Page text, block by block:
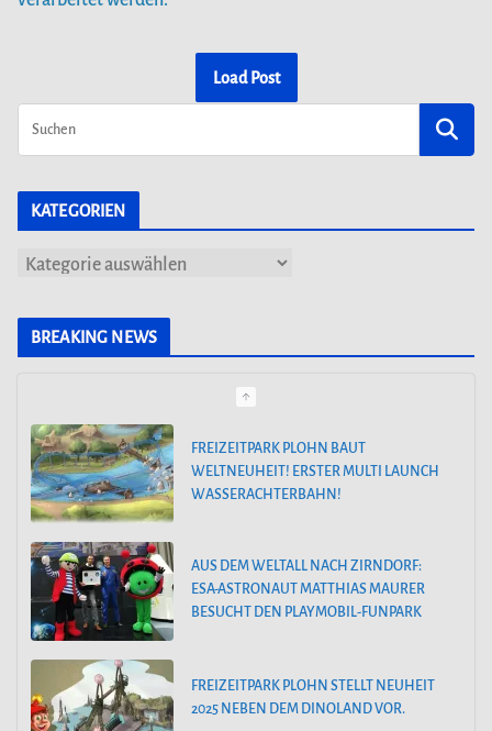
Load Post
KATEGORIEN
K
BREAKING NEWS
AUS DEM WELTALL NACH ZIRNDORF:
ESA-ASTRONAUT MATTHIAS MAURER
BESUCHT DEN PLAYMOBIL-FUNPARK
FREIZEITPARK PLOHN STELLT NEUHEIT
2025 NEBEN DEM DINOLAND VOR.
GROSSE FAMILIENACHTERBAHN FÜR 2
025 AN